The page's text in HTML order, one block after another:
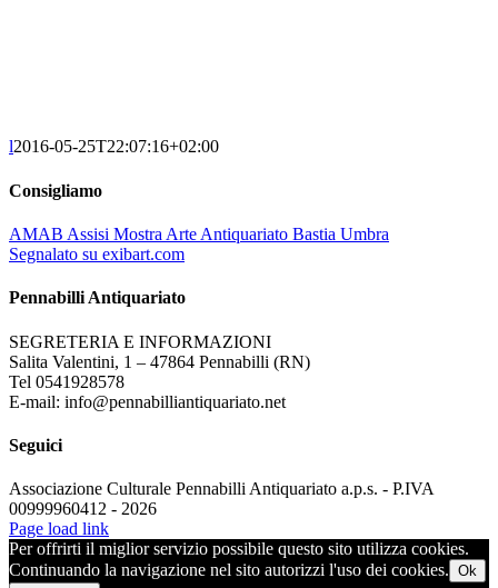
l2016-05-25T22:07:16+02:00
Consigliamo
AMAB Assisi Mostra Arte Antiquariato Bastia Umbra
Segnalato su exibart.com
Pennabilli Antiquariato
SEGRETERIA E INFORMAZIONI
Salita Valentini, 1 – 47864 Pennabilli (RN)
Tel 0541928578
E-mail: info@pennabilliantiquariato.net
Seguici
Associazione Culturale Pennabilli Antiquariato a.p.s. - P.IVA
00999960412 - 2026
Page load link
Per offrirti il miglior servizio possibile questo sito utilizza cookies.
Continuando la navigazione nel sito autorizzi l'uso dei cookies. Ok